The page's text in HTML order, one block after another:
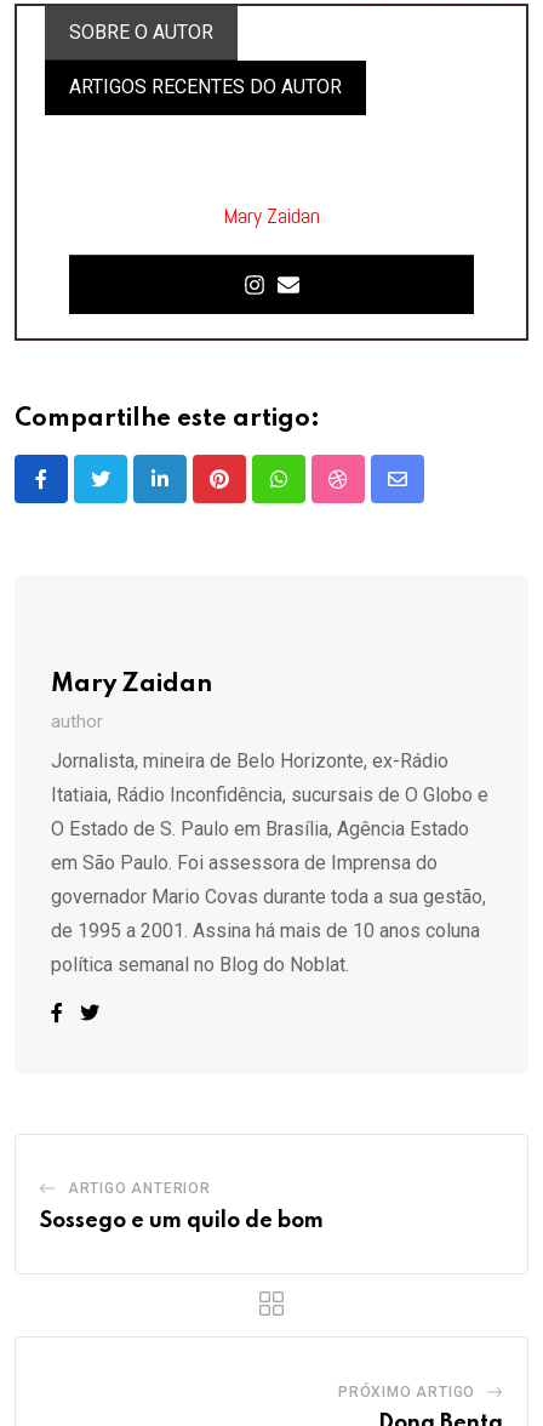
SOBRE O AUTOR
ARTIGOS RECENTES DO AUTOR
Mary Zaidan
Compartilhe este artigo:
LinkedInPinterestWhatsappStumbleUpon
Share
Mary Zaidan
author
Jornalista, mineira de Belo Horizonte, ex-Rádio
Itatiaia, Rádio Inconfidência, sucursais de O Globo e
O Estado de S. Paulo em Brasília, Agência Estado
em São Paulo. Foi assessora de Imprensa do
governador Mario Covas durante toda a sua gestão,
de 1995 a 2001. Assina há mais de 10 anos coluna
política semanal no Blog do Noblat.
ARTIGO ANTERIOR
Sossego e um quilo de bom
PRÓXIMO ARTIGO